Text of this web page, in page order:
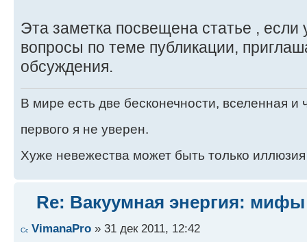
Эта заметка посвещена статье , если
вопроcы по теме публикации,
обсуждения.
В мире есть две бесконечности, вселенная и
первого я не уверен.
Хуже невежества может быть только
Re: Вакуумная энергия:
VimanaPro » 31 дек 2011, 12:42